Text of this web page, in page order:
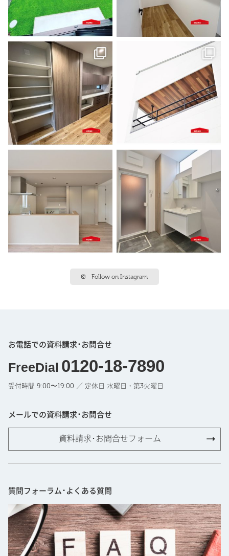
Follow on Instagram
お電話での資料請求･お問合せ
FreeDial 0120-18-7890
受付時間 9:00〜19:00 ／ 定休日 水曜日・第3火曜日
メールでの資料請求･お問合せ
資料請求･お問合せフォーム
質問フォーラム･よくある質問